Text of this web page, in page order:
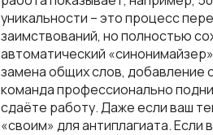
уникальности – это процесс
заимствований, но полностью
автоматический
замена общих слов, добавление
команда профессионально
сдаёте работу. Даже если ваш
«своим» для антиплагиата. Если